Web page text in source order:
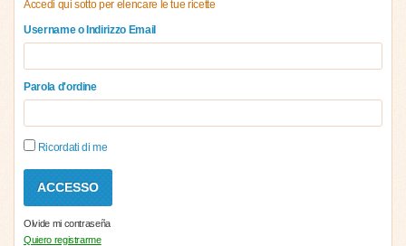
Accedi qui sotto per elencare le tue ricette
Username o Indirizzo Email
Parola d'ordine
Ricordati di me
Olvide mi contraseña
Quiero registrarme